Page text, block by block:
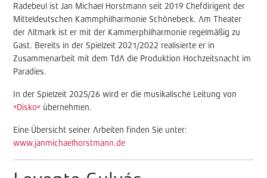
Radebeul ist Jan Michael Horstmann seit 2019 Chefdirigent der
Mitteldeutschen Kammphilharmonie Schönebeck. Am Theater
der Altmark ist er mit der Kammerphilharmonie regelmäßig zu
Gast. Bereits in der Spielzeit 2021/2022 realisierte er in
Zusammenarbeit mit dem TdA die Produktion Hochzeitsnacht im
Paradies.
In der Spielzeit 2025/26 wird er die musikalische Leitung von
»Disko« übernehmen.
Eine Übersicht seiner Arbeiten finden Sie unter:
www.janmichaelhorstmann.de